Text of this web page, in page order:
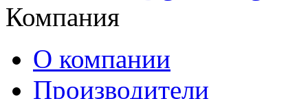
Компания
О компании
Производители